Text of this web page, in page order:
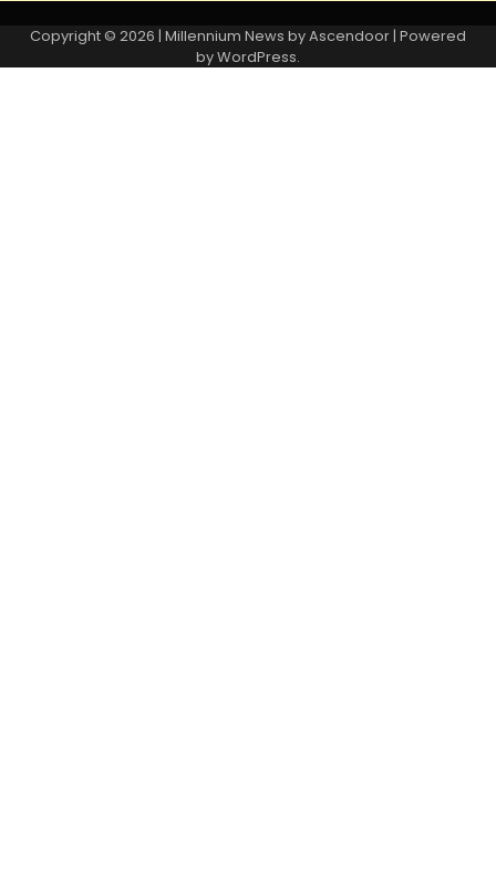
Copyright © 2026 | Millennium News byAscendoor| Powered
byWordPress.